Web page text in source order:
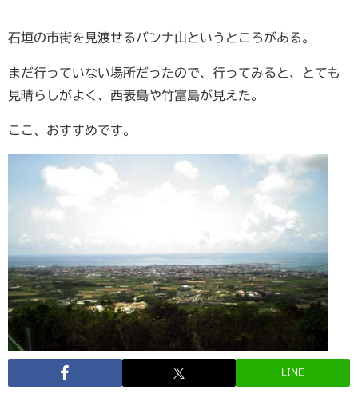
石垣の市街を見渡せるバンナ山というところがある。
まだ行っていない場所だったので、行ってみると、とても
見晴らしがよく、西表島や竹富島が見えた。
ここ、おすすめです。
LINE